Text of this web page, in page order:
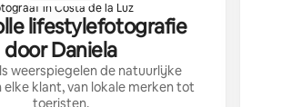
in Costa de la Luz
lifestylefotografie
door Daniela
weerspiegelen de natuurlijke
elke klant, van lokale merken tot
toeristen.